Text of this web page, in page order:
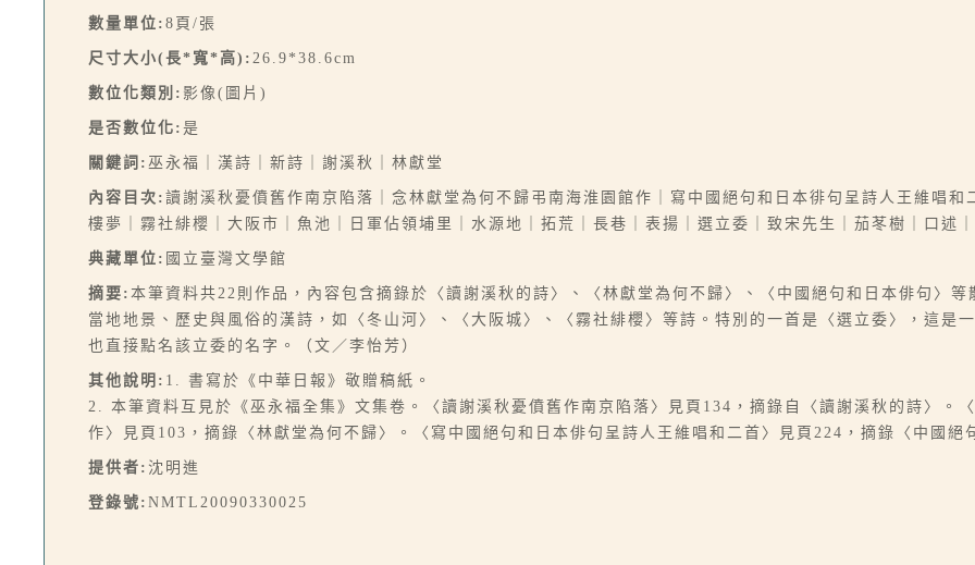
數量單位: 8頁/張
尺寸大小(長*寬*高): 26.9*38.6cm
數位化類別: 影像(圖片)
是否數位化: 是
關鍵詞: 巫永福｜漢詩｜新詩｜謝溪秋｜林獻堂
內容目次: 讀謝溪秋憂僨舊作南京陷落｜念林獻堂為何不歸弔南海淮園館作｜寫中國絕句和日本徘句呈詩人王維唱
樓夢｜霧社緋櫻｜大阪市｜魚池｜日軍佔領埔里｜水源地｜拓荒｜長巷｜表揚｜選立委｜致宋先生｜茄苳樹｜口述
典藏單位: 國立臺灣文學館
摘要: 本筆資料共22則作品，內容包含摘錄於〈讀謝溪秋的詩〉、〈林獻堂為何不歸〉、〈中國絕句和日本俳句〉
當地地景、歷史與風俗的漢詩，如〈冬山河〉、〈大阪城〉、〈霧社緋櫻〉等詩。特別的一首是〈選立委〉，這是
也直接點名該立委的名字。（文／李怡芳）
其他說明: 1. 書寫於《中華日報》敬贈稿紙。
2. 本筆資料互見於《巫永福全集》文集卷。〈讀謝溪秋憂僨舊作南京陷落〉見頁134，摘錄自〈讀謝溪秋的詩〉。
作〉見頁103，摘錄〈林獻堂為何不歸〉。〈寫中國絕句和日本俳句呈詩人王維唱和二首〉見頁224，摘錄〈中國絕
提供者: 沈明進
登錄號: NMTL20090330025